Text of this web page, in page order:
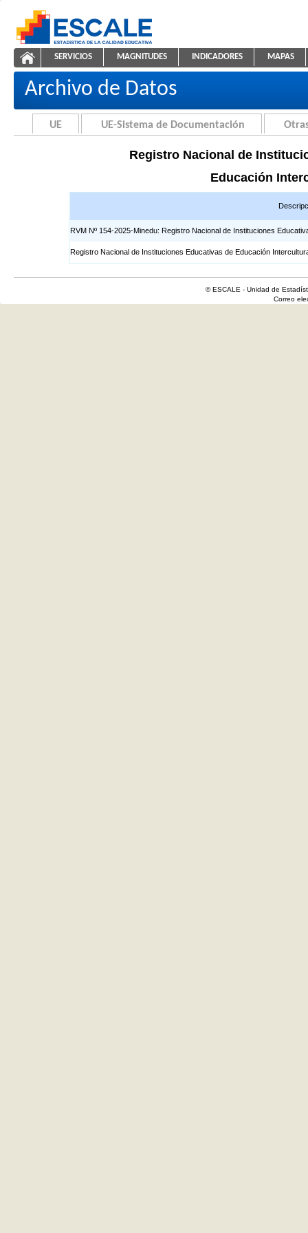
ESCALE - Unidad de Estadística Educativa
Registros EIB
NAVEGACIÓN
SERVICIOS MAGNITUDES INDICADORES MAPAS
Archivo de Datos
UE UE-Sistema de Documentación
Registro Nacional de
Educación
RVM Nº 154-2025-Minedu: Registro Nacional de Instituciones
Registro Nacional de Instituciones Educativas de Educación
© ESCALE - Unidad de
Correo